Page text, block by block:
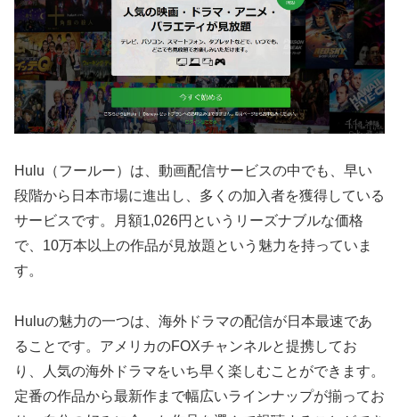
Hulu（フールー）は、動画配信サービスの中でも、早い
段階から日本市場に進出し、多くの加入者を獲得している
サービスです。月額1,026円というリーズナブルな価格
で、10万本以上の作品が見放題という魅力を持っていま
す。
Huluの魅力の一つは、海外ドラマの配信が日本最速であ
ることです。アメリカのFOXチャンネルと提携してお
り、人気の海外ドラマをいち早く楽しむことができます。
定番の作品から最新作まで幅広いラインナップが揃ってお